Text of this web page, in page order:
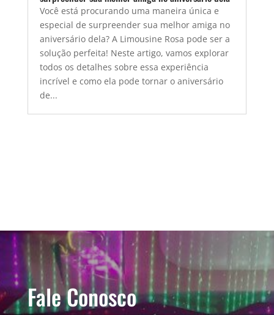
Você está procurando uma maneira única e
especial de surpreender sua melhor amiga no
aniversário dela? A Limousine Rosa pode ser a
solução perfeita! Neste artigo, vamos explorar
todos os detalhes sobre essa experiência
incrível e como ela pode tornar o aniversário
de...
Fale Conosco